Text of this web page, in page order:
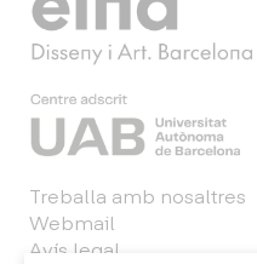
Treballa amb nosaltres
Webmail
Avís legal